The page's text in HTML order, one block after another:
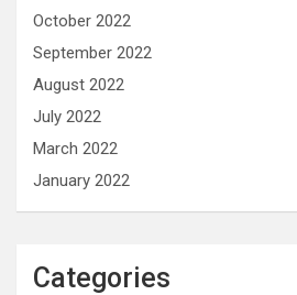
October 2022
September 2022
August 2022
July 2022
March 2022
January 2022
Categories